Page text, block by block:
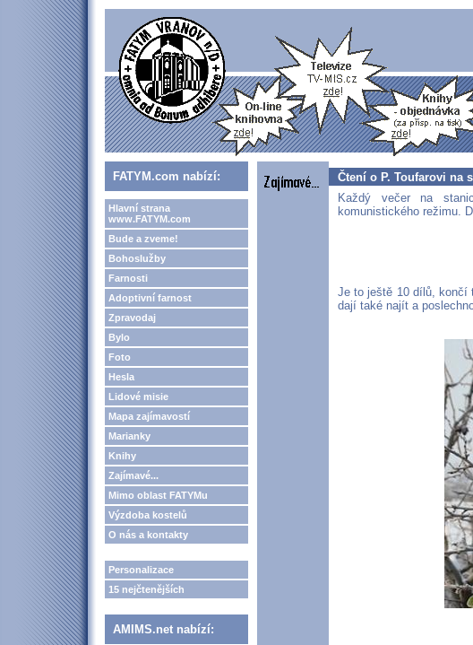
FATYM.com nabízí:
Hlavní strana
www.FATYM.com
Bude a zveme!
Bohoslužby
Farnosti
Adoptivní farnost
Zpravodaj
Bylo
Foto
Hesla
Lidové misie
Mapa zajímavostí
Marianky
Knihy
Zajímavé...
Mimo oblast FATYMu
Výzdoba kostelů
O nás a kontakty
Personalizace
15 nejčtenějších
AMIMS.net nabízí:
Čtení o P. Toufarovi na
Každý večer na
komunistického režimu.
Je to ještě 10 dílů, končí
dají také najít a